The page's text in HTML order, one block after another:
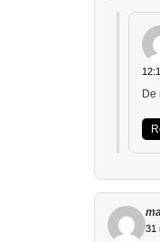
De
31